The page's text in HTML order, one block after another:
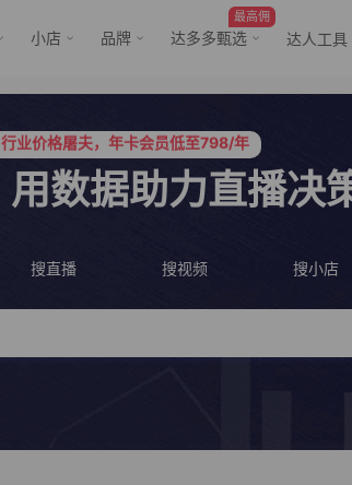
小店 品牌
最高佣
达多多甄选 达人工具
服务三只羊、董先生等行业头部客户
行业价格屠夫，年卡会员低至798/年
服务三只羊、董先生等行业头部客户
用数据助力直播决
搜直播 搜视频 搜小店